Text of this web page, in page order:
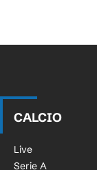
CALCIO
Live
Serie A